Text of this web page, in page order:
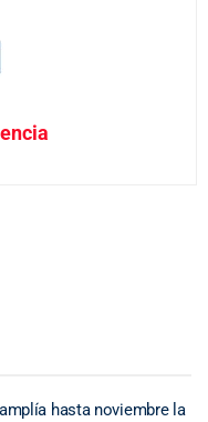
hasta noviembre la